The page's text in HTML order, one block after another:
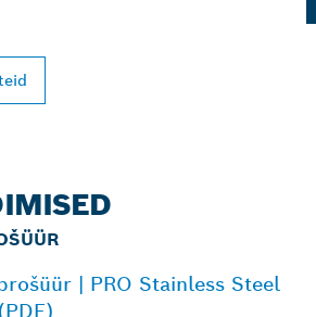
| PRO Stainless Steel